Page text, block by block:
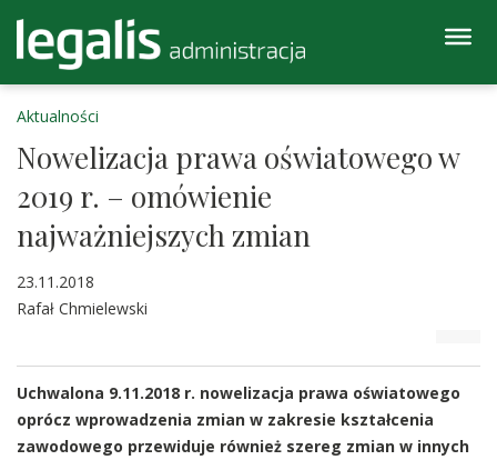
Aktualności
Nowelizacja prawa oświatowego w
2019 r. – omówienie
najważniejszych zmian
23.11.2018
Rafał Chmielewski
Uchwalona 9.11.2018 r. nowelizacja prawa oświatowego
oprócz wprowadzenia zmian w zakresie kształcenia
zawodowego przewiduje również szereg zmian w innych